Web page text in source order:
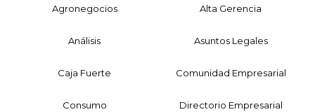
Agronegocios Alta Gerencia
Análisis Asuntos Legales
Caja Fuerte Comunidad Empresarial
Consumo Directorio Empresarial